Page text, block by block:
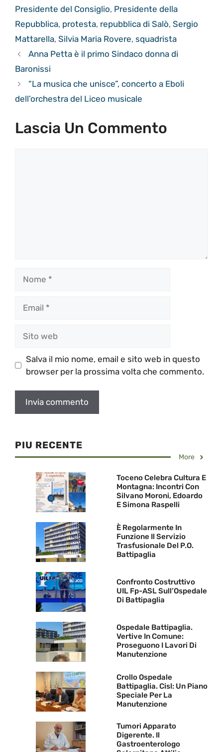
Presidente del Consiglio, Presidente della
Repubblica, protesta, repubblica di Salò, Sergio
Mattarella, Silvia Maria Rovere, squadrista
Anna Petta è il primo Sindaco donna di
Baronissi
“La musica che unisce”, concerto a Eboli
dell’orchestra del Liceo musicale
Lascia Un Commento
web
Salva il mio nome, email e sito web in questo
browser per la prossima volta che commento.
PIU RECENTE
More
Toceno Celebra Cultura E
Montagna: Incontri Con
Silvano Moroni, Edoardo
E Simona Raspelli
È Regolarmente In
Funzione Il Servizio
Trasfusionale Del P.O.
Battipaglia
Confronto Costruttivo
UIL Fp-ASL Sull’Ospedale
Di Battipaglia
Ospedale Battipaglia.
Vertive In Comune:
Proseguono I Lavori Di
Manutenzione
Crollo Ospedale
Battipaglia. Cisl: Un Piano
Speciale Per La
Manutenzione
Tumori Apparato
Digerente. Il
Gastroenterologo